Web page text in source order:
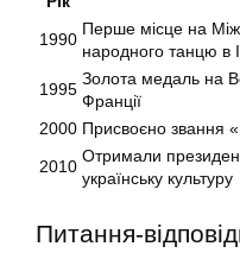
1990
Перше місце на
народного танцю в
1995
Золота медаль на
Франції
2000 Присвоєно звання
2010
Отримали
українську культуру
Питання-